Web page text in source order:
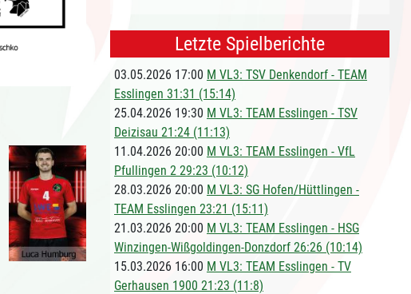
Letzte Spielberichte
03.05.2026 17:00 M VL3: TSV Denkendorf - TEAM
Esslingen 31:31 (15:14)
25.04.2026 19:30 M VL3: TEAM Esslingen - TSV
Deizisau 21:24 (11:13)
11.04.2026 20:00 M VL3: TEAM Esslingen - VfL
Pfullingen 2 29:23 (10:12)
28.03.2026 20:00 M VL3: SG Hofen/Hüttlingen -
TEAM Esslingen 23:21 (15:11)
21.03.2026 20:00 M VL3: TEAM Esslingen - HSG
Winzingen-Wißgoldingen-Donzdorf 26:26 (10:14)
15.03.2026 16:00 M VL3: TEAM Esslingen - TV
Gerhausen 1900 21:23 (11:8)